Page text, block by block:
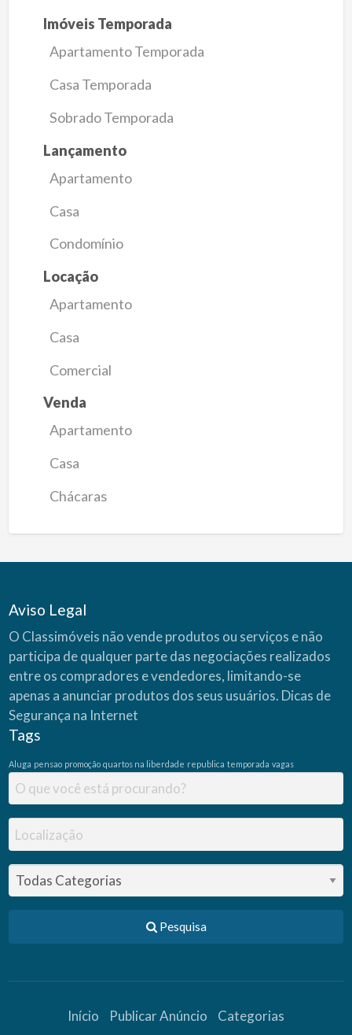
Imóveis Temporada
Apartamento Temporada
Casa Temporada
Sobrado Temporada
Lançamento
Apartamento
Casa
Condomínio
Locação
Apartamento
Casa
Comercial
Venda
Apartamento
Casa
Chácaras
Aviso Legal
O Classimóveis não vende produtos ou serviços e não
participa de qualquer parte das negociações realizados
entre os compradores e vendedores, limitando-se
apenas a anunciar produtos dos seus usuários. Dicas de
Segurança na Internet
Tags
Aluga pensao promoção quartos na liberdade republica temporada vagas
Pesquisa
Início Publicar Anúncio Categorias